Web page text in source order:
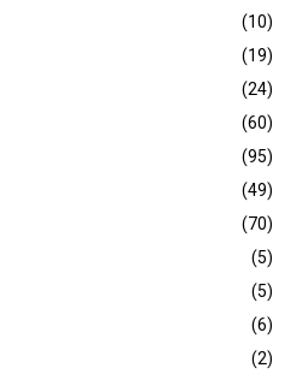
(10)
(19)
(24)
(60)
(95)
(49)
(70)
(5)
(5)
(6)
(2)